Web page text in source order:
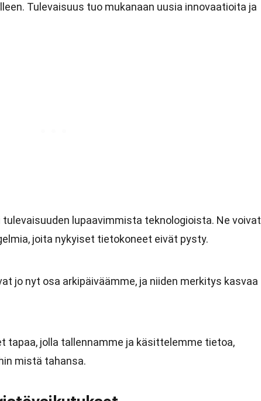
Tulevaisuus tuo mukanaan uusia innovaatioita ja
lupaavimmista teknologioista. Ne voivat
joita nykyiset tietokoneet eivät pysty.
jo nyt osa arkipäiväämme, ja niiden merkitys kasvaa
tapaa, jolla tallennamme ja käsittelemme tietoa,
mistä tahansa.